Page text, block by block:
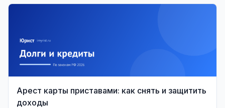
Арест карты приставами: как снять и защитить
доходы